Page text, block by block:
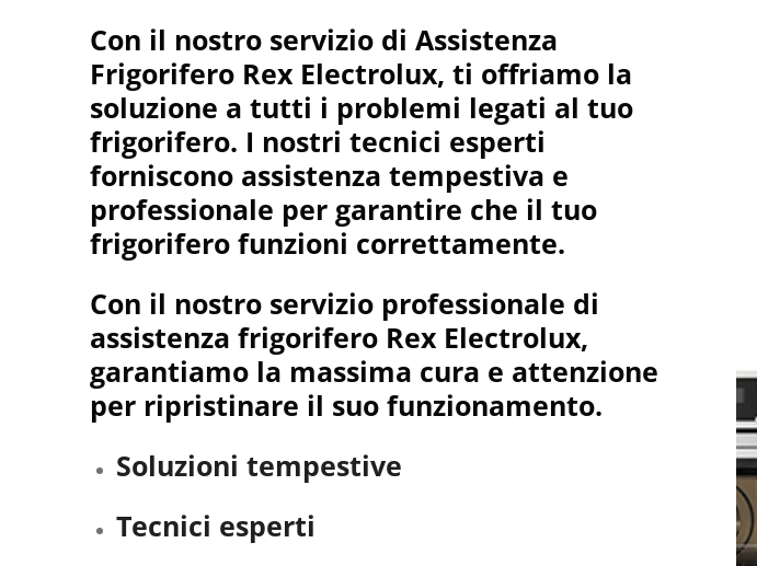
Con il nostro servizio di Assistenza
Frigorifero Rex Electrolux, ti offriamo la
soluzione a tutti i problemi legati al tuo
frigorifero. I nostri tecnici esperti
forniscono assistenza tempestiva e
professionale per garantire che il tuo
frigorifero funzioni correttamente.
Con il nostro servizio professionale di
assistenza frigorifero Rex Electrolux,
garantiamo la massima cura e attenzione
per ripristinare il suo funzionamento.
Soluzioni tempestive
Tecnici esperti